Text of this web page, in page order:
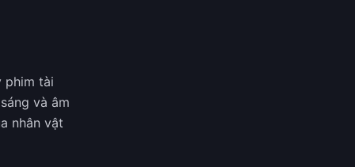
phim tài
và âm
nhân vật